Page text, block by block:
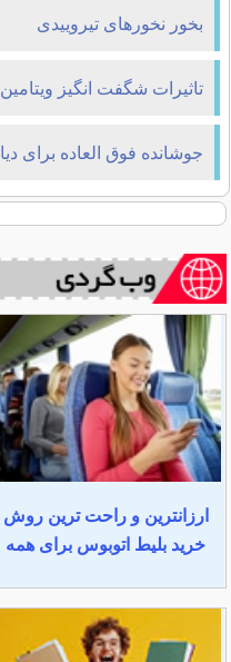
بخور نخورهای تیروییدی
تاثیرات شگفت انگیز ویتامینD
جوشانده فوق العاده برای
ارزانترین و راحت ترین روش
خرید بلیط اتوبوس برای همه